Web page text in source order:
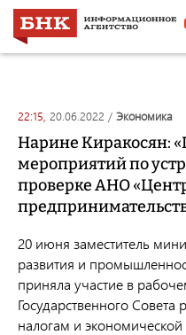
22:15, 20.06.2022 / экономика
Нарине Киракосян:
мероприятий по
проверке АНО
20 июня заместитель
развития и
приняла участие в
Государственного
налогам и экономической